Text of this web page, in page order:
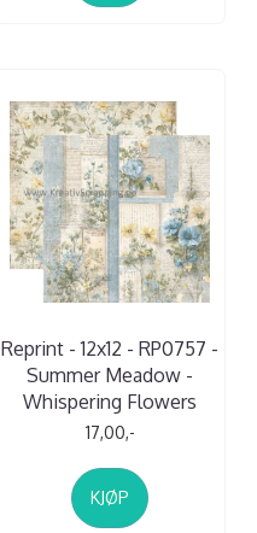
Reprint - 12x12 - RP0757 -
Summer Meadow -
Whispering Flowers
17,00,-
KJØP